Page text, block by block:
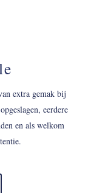
extra gemak bij
eerdere
en als welkom